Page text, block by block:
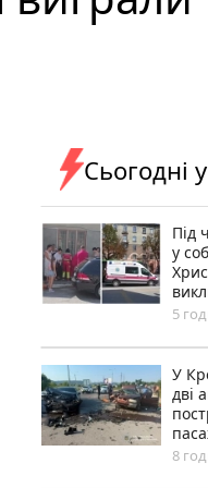
Сьогодні
Під
у
5
У
дві
8